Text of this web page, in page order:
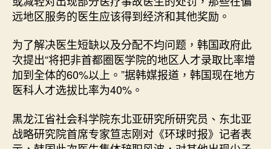
远地区服务的医生应该得到经济和其他奖励。
为了解决医生短缺以及分配不均问题，韩国政府此
次提出“将把非首都圈医学院的地区人才录取比率增
加到全体的60%以上。”据韩媒报道，韩国现在地方
医科人才选拔比率为40%。
黑龙江省社会科学院东北亚研究所研究员、东北亚
战略研究院首席专家笪志刚对《环球时报》记者表